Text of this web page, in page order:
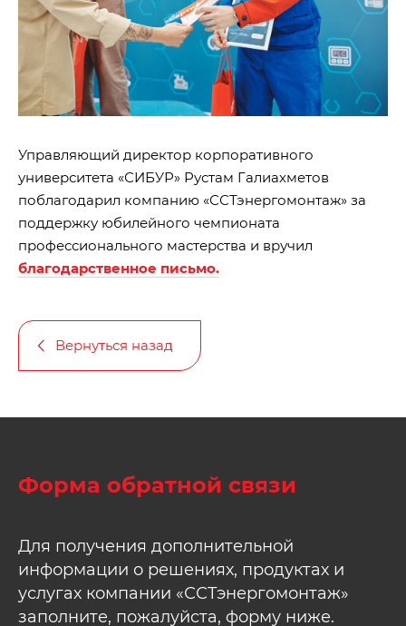
Управляющий директор корпоративного
университета «СИБУР» Рустам Галиахметов
поблагодарил компанию «ССТэнергомонтаж» за
поддержку юбилейного чемпионата
профессионального мастерства и вручил
благодарственное письмо.
Вернуться назад
Форма обратной связи
Для получения дополнительной
информации о решениях, продуктах и
услугах компании «ССТэнергомонтаж»
заполните, пожалуйста, форму ниже.